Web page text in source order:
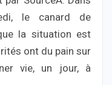
le canard de
la situation est
ont du pain sur
vie, un jour, à